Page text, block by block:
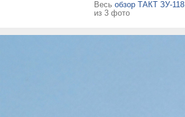
Весь обзор ТАКТ ЗУ-118
из 3 фото